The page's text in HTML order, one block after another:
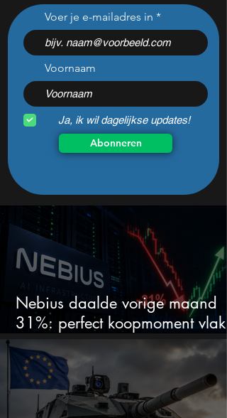
Dit Europese
defensiebedrijf stijgt hard
nadat het dit jaar 46%
daalde: mooie koopkans?
Voer je e-mailadres in
Voornaam
Ja, ik wil dagelijkse updates!
Abonneren
Nebius daalde vorige maand
31%: perfect koopmoment vlak
voor kwartaalcijfers?